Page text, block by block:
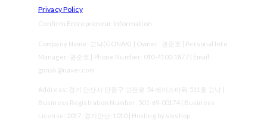
Privacy Policy
Confirm Entrepreneur Information
Company Name: 고낙(GONAK) | Owner: 권준호 | Personal Info
Manager: 권준호 | Phone Number: 010-4100-1877 | Email:
gonak@naver.com
Address: 경기 안산시 단원구 고잔로 54 에이스타워 511호 고낙 |
Business Registration Number: 501-69-00174| Business
License: 2017-경기안산-1010| Hosting by sixshop